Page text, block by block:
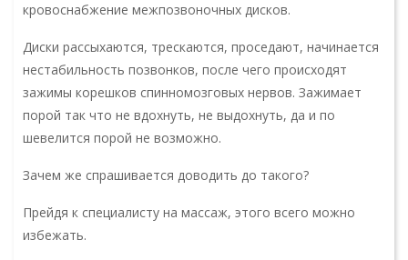
кровоснабжение межпозвоночных дисков.
Диски рассыхаются, трескаются, проседают, начинается
нестабильность позвонков, после чего происходят
зажимы корешков спинномозговых нервов. Зажимает
порой так что не вдохнуть, не выдохнуть, да и по
шевелится порой не возможно.
Зачем же спрашивается доводить до такого?
Прейдя к специалисту на массаж, этого всего можно
избежать.